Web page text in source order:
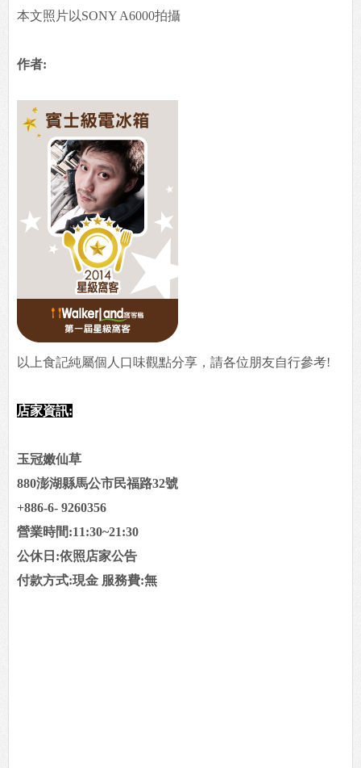
本文照片以SONY A6000拍攝
作者:
以上食記純屬個人口味觀點分享，請各位朋友自行參考!
店家資訊:
玉冠嫩仙草
880澎湖縣馬公市民福路32號
+886-6- 9260356
營業時間:11:30~21:30
公休日:依照店家公告
付款方式:現金 服務費:無